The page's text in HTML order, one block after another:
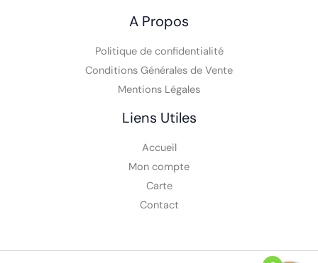
A Propos
Politique de confidentialité
Conditions Générales de Vente
Mentions Légales
Liens Utiles
Accueil
Mon compte
Carte
Contact